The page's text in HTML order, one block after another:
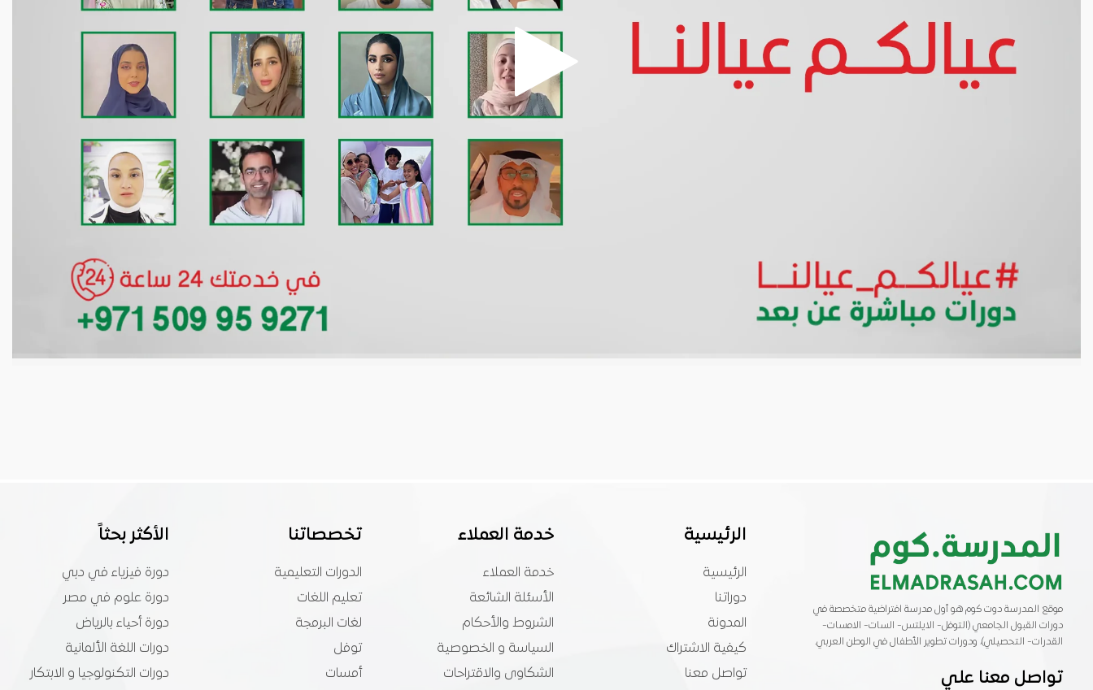
موقع المدرسة دوت كوم هو أول مدرسة افتراضية متخصصة في
دورات القبول الجامعي (التوفل- الايلتس- السات- الامسات-
القدرات- التحصيلي)، ودورات تطوير الأطفال في الوطن العربي.
تواصل معنا علي
الرئيسية
الرئيسية
دوراتنا
المدونة
كيفية الاشتراك
تواصل معنا
خدمة العملاء
خدمة العملاء
الأسئلة الشائعة
الشروط والأحكام
السياسة و الخصوصية
الشكاوى والاقتراحات
تخصصاتنا
الدورات التعليمية
تعليم اللغات
لغات البرمجة
توفل
أمسات
الأكثر بحثاً
دورة فيزياء في دبي
دورة علوم في مصر
دورة أحياء بالرياض
دورات اللغة الألمانية
دورات التكنولوجيا و الابتكار